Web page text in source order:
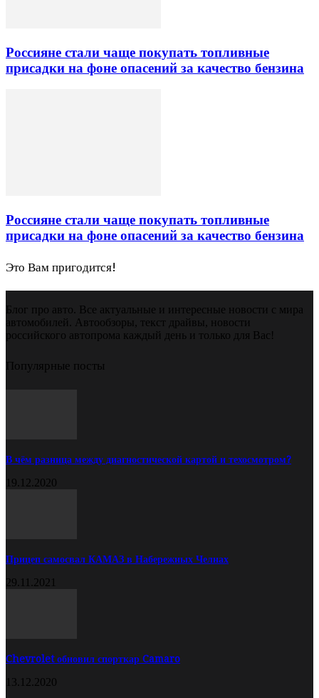
Россияне стали чаще покупать топливные
присадки на фоне опасений за качество бензина
Россияне стали чаще покупать топливные
присадки на фоне опасений за качество бензина
Это Вам пригодится!
Блог про авто. Все актуальные и интересные новости с мира
автомобилей. Автообзоры, текст драйвы, новости
российского автопрома каждый день и только для Вас!
Популярные посты
В чём разница между диагностической картой и техосмотром?
19.12.2020
Прицеп самосвал КАМАЗ в Набережных Челнах
29.11.2021
Chevrolet обновил спорткар Camaro
13.12.2020